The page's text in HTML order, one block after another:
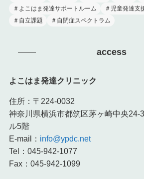
＃よこはま発達サポートルーム
＃児童発達支
＃自立課題
＃自閉症スペクトラム
access
よこはま発達クリニック
住所：〒224-0032
神奈川県横浜市都筑区茅ヶ崎中央24-
ル5階
E-mail： info@ypdc.net
Tel：045-942-1077
Fax：045-942-1099